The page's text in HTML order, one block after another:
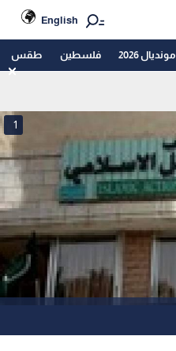
English
مونديال 2026 فلسطين طقس
1